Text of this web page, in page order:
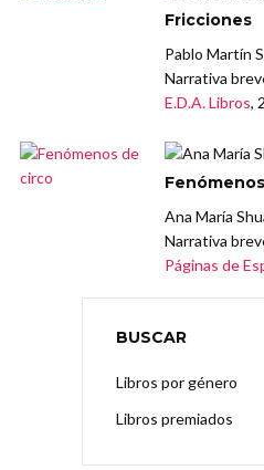
Fricciones
Pablo Martín
Narrativa
E.D.A. Libros,
Ana María
Narrativa
Páginas de
BUSCAR
Libros por género
Libros premiados